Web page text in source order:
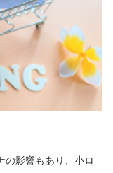
の影響もあり、小ロ